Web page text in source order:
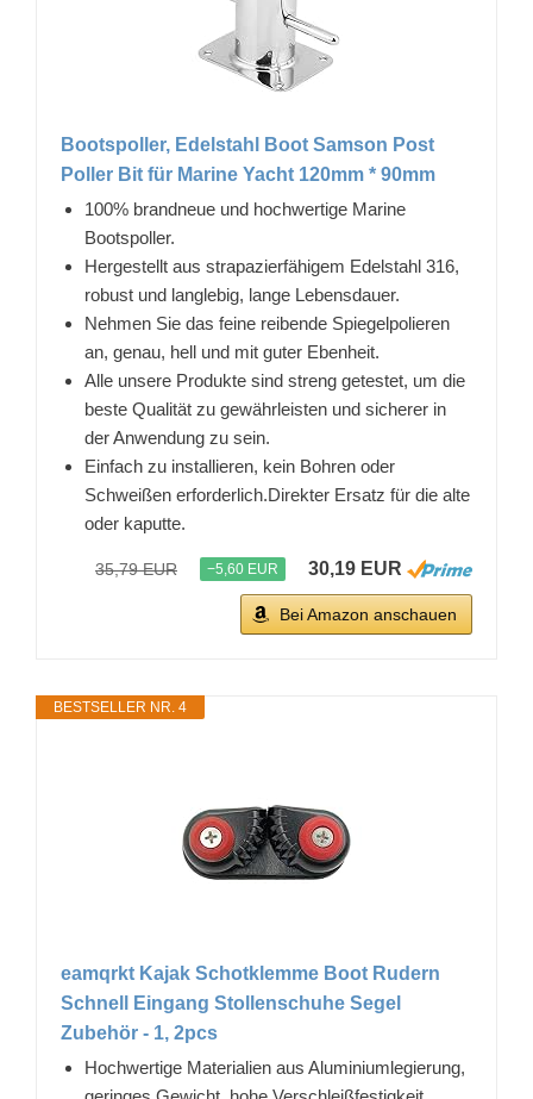
Bootspoller, Edelstahl Boot Samson Post
Poller Bit für Marine Yacht 120mm * 90mm
100% brandneue und hochwertige Marine
Bootspoller.
Hergestellt aus strapazierfähigem Edelstahl 316,
robust und langlebig, lange Lebensdauer.
Nehmen Sie das feine reibende Spiegelpolieren
an, genau, hell und mit guter Ebenheit.
Alle unsere Produkte sind streng getestet, um die
beste Qualität zu gewährleisten und sicherer in
der Anwendung zu sein.
Einfach zu installieren, kein Bohren oder
Schweißen erforderlich.Direkter Ersatz für die alte
oder kaputte.
35,79 EUR −5,60 EUR 30,19 EUR
Bei Amazon anschauen
BESTSELLER NR. 4
eamqrkt Kajak Schotklemme Boot Rudern
Schnell Eingang Stollenschuhe Segel
Zubehör - 1, 2pcs
Hochwertige Materialien aus Aluminiumlegierung,